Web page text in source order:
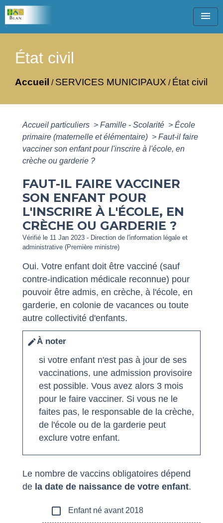
menu
État civil
Accueil / SERVICES MUNICIPAUX / État civil
Accueil particuliers > Famille - Scolarité > École
primaire (maternelle et élémentaire) > Faut-il faire
vacciner son enfant pour l'inscrire à l'école, en
crèche ou garderie ?
FAUT-IL FAIRE VACCINER
SON ENFANT POUR
L'INSCRIRE À L'ÉCOLE, EN
CRÈCHE OU GARDERIE ?
Vérifié le 11 Jan 2023 - Direction de l'information légale et
administrative (Première ministre)
Oui. Votre enfant doit être vacciné (sauf
contre-indication médicale reconnue) pour
pouvoir être admis, en crèche, à l'école, en
garderie, en colonie de vacances ou toute
autre collectivité d'enfants.
editÀ noter
si votre enfant n'est pas à jour de ses
vaccinations, une admission provisoire
est possible. Vous avez alors 3 mois
pour le faire vacciner. Si vous ne le
faites pas, le responsable de la crèche,
de l'école ou de la garderie peut
exclure votre enfant.
Le nombre de vaccins obligatoires dépend
de la date de naissance de votre enfant.
check_box_outline_blank Enfant né avant 2018